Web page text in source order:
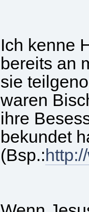
Ich kenne
bereits an
sie
waren
ihre
bekundet
(Bsp.: